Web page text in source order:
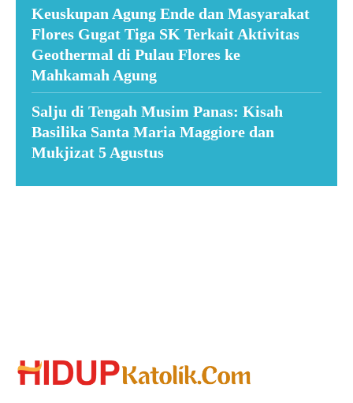
Keuskupan Agung Ende dan Masyarakat
Flores Gugat Tiga SK Terkait Aktivitas
Geothermal di Pulau Flores ke
Mahkamah Agung
Salju di Tengah Musim Panas: Kisah
Basilika Santa Maria Maggiore dan
Mukjizat 5 Agustus